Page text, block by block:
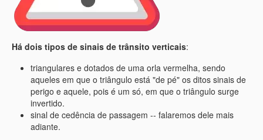
Há dois tipos de sinais de trânsito verticais:
triangulares e dotados de uma orla vermelha, sendo
aqueles em que o triângulo está "de pé" os ditos sinais de
perigo e aquele, pois é um só, em que o triângulo surge
invertido.
sinal de cedência de passagem -- falaremos dele mais
adiante.